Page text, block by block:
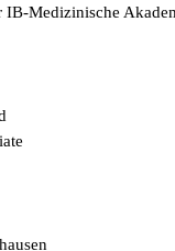
Medizinische